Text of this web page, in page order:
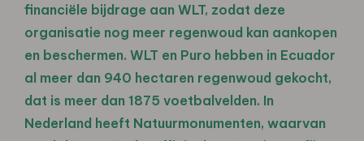
financiële bijdrage aan WLT, zodat deze
organisatie nog meer regenwoud kan aankopen
en beschermen. WLT en Puro hebben in Ecuador
al meer dan 940 hectaren regenwoud gekocht,
dat is meer dan 1875 voetbalvelden. In
Nederland heeft Natuurmonumenten, waarvan